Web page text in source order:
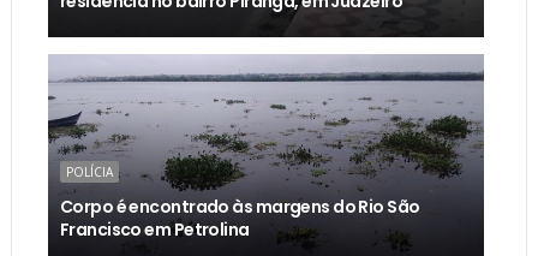
POLÍCIA
Corpo é encontrado às margens do Rio São
Francisco em Petrolina